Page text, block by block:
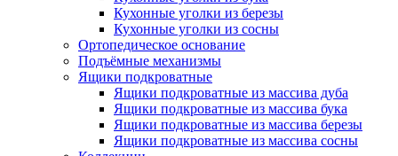
Кухонные уголки из березы
Кухонные уголки из сосны
Ортопедическое основание
Подъёмные механизмы
Ящики подкроватные
Ящики подкроватные из массива дуба
Ящики подкроватные из массива бука
Ящики подкроватные из массива березы
Ящики подкроватные из массива сосны